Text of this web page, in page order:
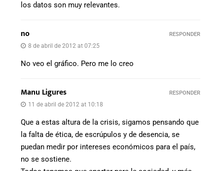
los datos son muy relevantes.
no
8 de abril de 2012 at 07:25
No veo el gráfico. Pero me lo creo
RESPONDER
Manu Ligures
11 de abril de 2012 at 10:18
Que a estas altura de la crisis, sigamos pensando que
la falta de ética, de escrúpulos y de desencia, se
puedan medir por intereses económicos para el país,
no se sostiene.
RESPONDER